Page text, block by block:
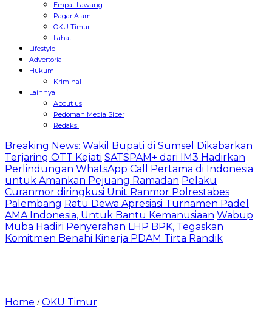
Empat Lawang
Pagar Alam
OKU Timur
Lahat
Lifestyle
Advertorial
Hukum
Kriminal
Lainnya
About us
Pedoman Media Siber
Redaksi
Breaking News: Wakil Bupati di Sumsel Dikabarkan
Terjaring OTT Kejati SATSPAM+ dari IM3 Hadirkan
Perlindungan WhatsApp Call Pertama di Indonesia
untuk Amankan Pejuang Ramadan Pelaku
Curanmor diringkusi Unit Ranmor Polrestabes
Palembang Ratu Dewa Apresiasi Turnamen Padel
AMA Indonesia, Untuk Bantu Kemanusiaan Wabup
Muba Hadiri Penyerahan LHP BPK, Tegaskan
Komitmen Benahi Kinerja PDAM Tirta Randik
Home /OKU Timur